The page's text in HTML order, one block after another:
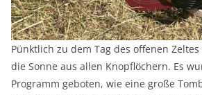
Pünktlich zu dem Tag des offenen
die Sonne aus allen Knopflöchern. Es
Programm geboten, wie eine große